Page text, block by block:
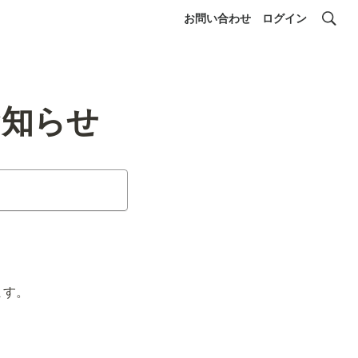
お問い合わせ ログイン
らせ
。